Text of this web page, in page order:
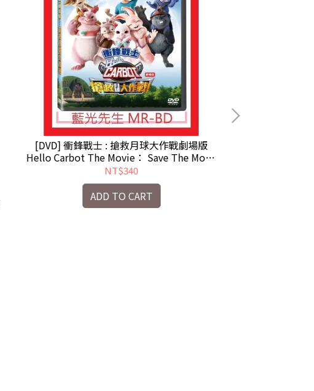
[DVD] 衝鋒戰士 : 搶救月球大作戰劇場版
Hello Carbot The Movie： Save The Moon
( 華藝正版 )
NT$340
ADD TO CART